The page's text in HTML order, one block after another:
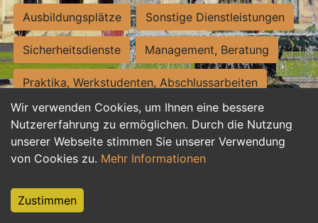
Wir verwenden Cookies, um Ihnen eine bessere
Nutzererfahrung zu ermöglichen. Durch die Nutzung
unserer Webseite stimmen Sie unserer Verwendung
von Cookies zu. Mehr Informationen
Zustimmen
Ausbildungsplätze Sonstige Dienstleistungen
Sicherheitsdienste Management, Beratung
Praktika, Werkstudenten, Abschlussarbeiten
Personalwesen Assistenz, Sekretariat
Hilfskräfte, Aushilfs- und Nebenjobs
Weiterbildung, Studium, duale Ausbildung